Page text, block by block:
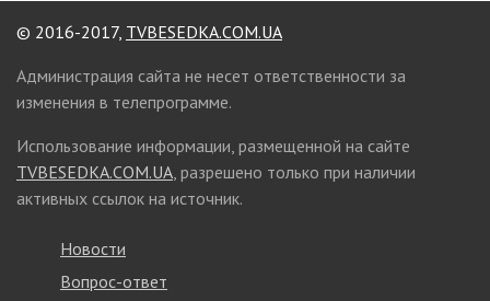
© 2016-2017, TVBESEDKA.COM.UA
Администрация сайта не несет ответственности за
изменения в телепрограмме.
Использование информации, размещенной на сайте
TVBESEDKA.COM.UA , разрешено только при наличии
активных ссылок на источник.
Новости
Вопрос-ответ